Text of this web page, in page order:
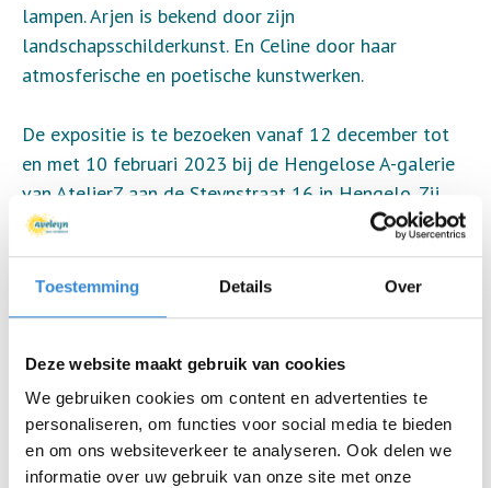
Toestemming Details Over
Deze website maakt gebruik van cookies
We gebruiken cookies om content en advertenties te
personaliseren, om functies voor social media te bieden
en om ons websiteverkeer te analyseren. Ook delen we
informatie over uw gebruik van onze site met onze
lampen. Arjen is bekend door zijn
landschapsschilderkunst. En Celine door haar
atmosferische en poetische kunstwerken.
De expositie is te bezoeken vanaf 12 december tot
en met 10 februari 2023 bij de Hengelose A-galerie
van AtelierZ aan de Steynstraat 16 in Hengelo. Zij
zijn op werkdagen geopend van 10:00 tot 15:00 uur.
En op zondag van 14:00 tot 16:30 uur. De opening is
op zondag 11 december om 15:00 uur.
Uitnodiging A Galerie A